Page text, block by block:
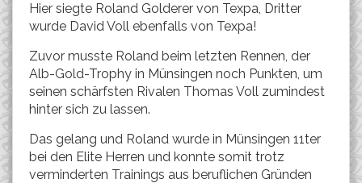
Hier siegte Roland Golderer von Texpa, Dritter
wurde David Voll ebenfalls von Texpa!
Zuvor musste Roland beim letzten Rennen, der
Alb-Gold-Trophy in Münsingen noch Punkten, um
seinen schärfsten Rivalen Thomas Voll zumindest
hinter sich zu lassen.
Das gelang und Roland wurde in Münsingen 11ter
bei den Elite Herren und konnte somit trotz
verminderten Trainings aus beruflichen Gründen